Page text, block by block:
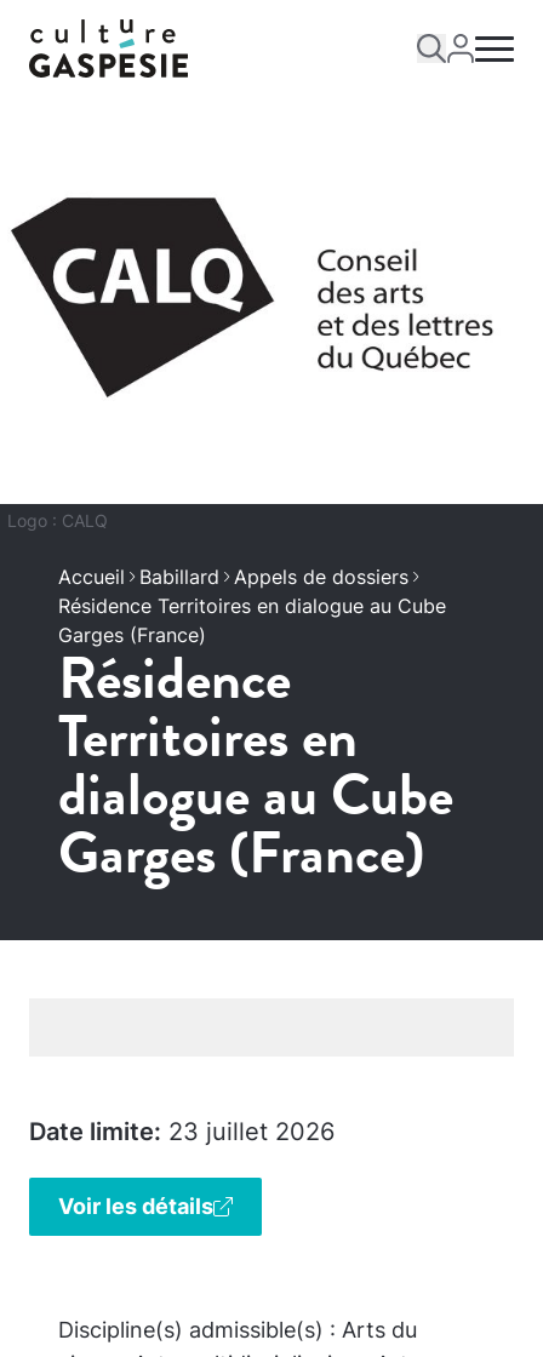
Logo : CALQ
Accueil Babillard
Appels de dossiers
Résidence Territoires en dialogue au Cube
Garges (France)
Résidence
Territoires en
dialogue au Cube
Garges (France)
Date limite: 23 juillet 2026
Voir les détails
Discipline(s) admissible(s) : Arts du